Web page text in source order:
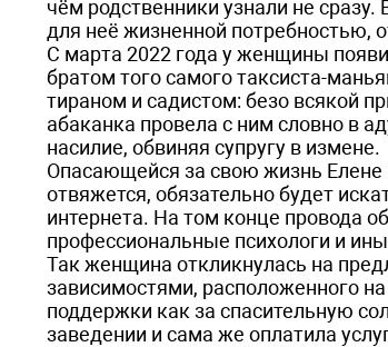
чём родственники узнали не
для неё жизненной потребностью,
С марта 2022 года у женщины
братом того самого таксиста-
тираном и садистом: безо всякой
абаканка провела с ним словно в
насилие, обвиняя супругу в измене.
Опасающейся за свою жизнь Елене
отвяжется, обязательно будет
интернета. На том конце провода
профессиональные психологи и
Так женщина откликнулась на
зависимостями, расположенного
поддержки как за спасительную
заведении и сама же оплатила